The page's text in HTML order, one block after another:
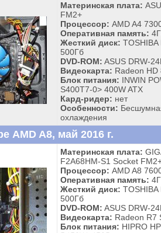
Материнская плата:
FM2+
Процессор: AMD A4
Оперативная память:
Жесткий диск: TOSHIBA
500Гб
DVD-ROM: ASUS DRW-
Видеокарта: Radeon HD
Блок питания: INWIN
S400T7-0> 400W ATX
Кард-ридер: нет
Особенности:
охлаждения
AMD A8, май 2016 г.
Материнская плата:
F2A68HM-S1 Socket
Процессор: AMD A8
Оперативная память:
Жесткий диск: TOSHIBA
500Гб
DVD-ROM: ASUS DRW-
Видеокарта: Radeon R7
Блок питания: HIPRO